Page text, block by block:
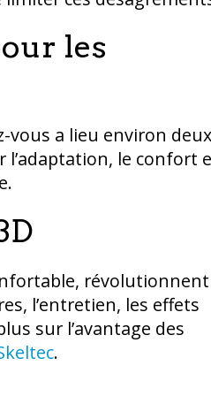
les
vous a lieu environ deux
l’adaptation, le confort
révolutionnent
l’entretien, les effets
sur l’avantage des
.